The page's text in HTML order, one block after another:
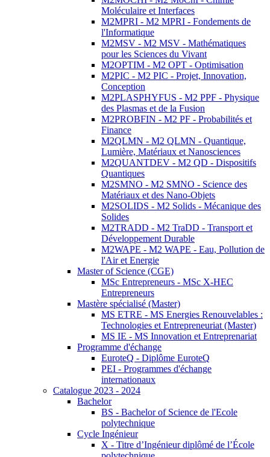
Moléculaire et Interfaces
M2MPRI - M2 MPRI - Fondements de
l'Informatique
M2MSV - M2 MSV - Mathématiques
pour les Sciences du Vivant
M2OPTIM - M2 OPT - Optimisation
M2PIC - M2 PIC - Projet, Innovation,
Conception
M2PLASPHYFUS - M2 PPF - Physique
des Plasmas et de la Fusion
M2PROBFIN - M2 PF - Probabilités et
Finance
M2QLMN - M2 QLMN - Quantique,
Lumière, Matériaux et Nanosciences
M2QUANTDEV - M2 QD - Dispositifs
Quantiques
M2SMNO - M2 SMNO - Science des
Matériaux et des Nano-Objets
M2SOLIDS - M2 Solids - Mécanique des
Solides
M2TRADD - M2 TraDD - Transport et
Développement Durable
M2WAPE - M2 WAPE - Eau, Pollution de
l'Air et Energie
Master of Science (CGE)
MSc Entrepreneurs - MSc X-HEC
Entrepreneurs
Mastère spécialisé (Master)
MS ETRE - MS Energies Renouvelables :
Technologies et Entrepreneuriat (Master)
MS IE - MS Innovation et Entreprenariat
Programme d'échange
EuroteQ - Diplôme EuroteQ
PEI - Programmes d'échange
internationaux
Catalogue 2023 - 2024
Bachelor
BS - Bachelor of Science de l'Ecole
polytechnique
Cycle Ingénieur
X - Titre d’Ingénieur diplômé de l’École